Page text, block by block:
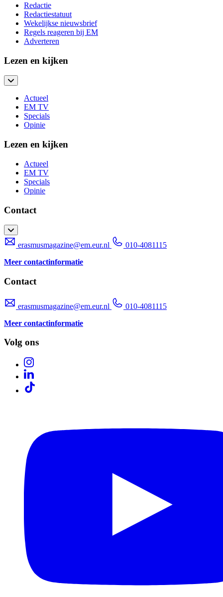
Redactie
Redactiestatuut
Wekelijkse nieuwsbrief
Regels reageren bij EM
Adverteren
Lezen en kijken
Actueel
EM TV
Specials
Opinie
Lezen en kijken
Actueel
EM TV
Specials
Opinie
Contact
erasmusmagazine@em.eur.nl
010-4081115
Meer contactinformatie
Contact
erasmusmagazine@em.eur.nl
010-4081115
Meer contactinformatie
Volg ons